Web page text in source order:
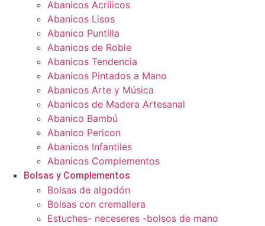
Abanicos Acrílicos
Abanicos Lisos
Abanico Puntilla
Abanicos de Roble
Abanicos Tendencia
Abanicos Pintados a Mano
Abanicos Arte y Música
Abanicos de Madera Artesanal
Abanico Bambú
Abanico Pericon
Abanicos Infantiles
Abanicos Complementos
Bolsas y Complementos
Bolsas de algodón
Bolsas con cremallera
Estuches- neceseres -bolsos de mano